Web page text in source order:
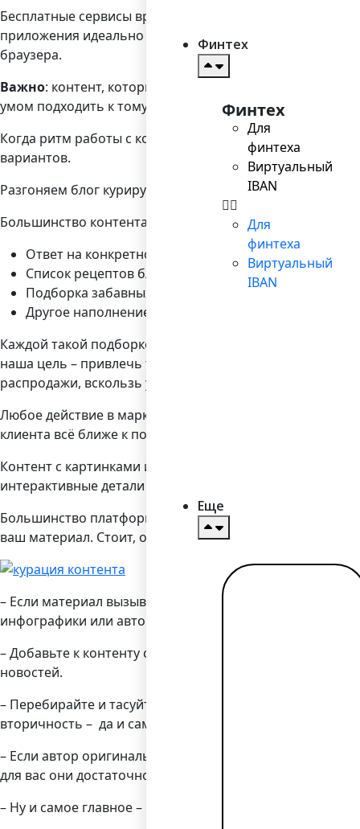
Финтех
Финтех
Для
финтеха
Виртуальный
IBAN
Для
финтеха
Виртуальный
IBAN
Еще
Бесплатные сервисы вроде Feedly или Pocket помогут
приложения идеально подходят для курирования,
браузера.
Важно: контент, которым мы будем делиться, должен
умом подходить к тому, когда именно и какие материалы
Когда ритм работы с контентом уже пойман,
вариантов.
Разгоняем блог курируемым контентом
Большинство контента, который можно встретить в
Ответ на конкретное сообщение, видео или
Список рецептов блюд, фильмов к просмотру,
Подборка забавных GIF-ок.
Другое наполнение.
Каждой такой подборке материалов нужен цепляющий
наша цель – привлечь трафик, так что читателя
распродажи, вскользь упомянутой в конце материала.
Любое действие в маркетинге нужно рассматривать
клиента всё ближе к покупке.
Контент с картинками и визуальными элементами
интерактивные детали для привлечения
Большинство платформ (вроде YouTube, Vine,
ваш материал. Стоит, однако, помнить, что здесь есть
– Если материал вызывает сомнения, лучше
инфографики или авторских исследований и
– Добавьте к контенту свою оценку, синопсис,
новостей.
– Перебирайте и тасуйте источники, чтобы не вышло,
вторичность – да и сам создатель материалов не будет
– Если автор оригинального наполнения просит
для вас они достаточно серьёзны.
– Ну и самое главное – не забывайте про копирайты и